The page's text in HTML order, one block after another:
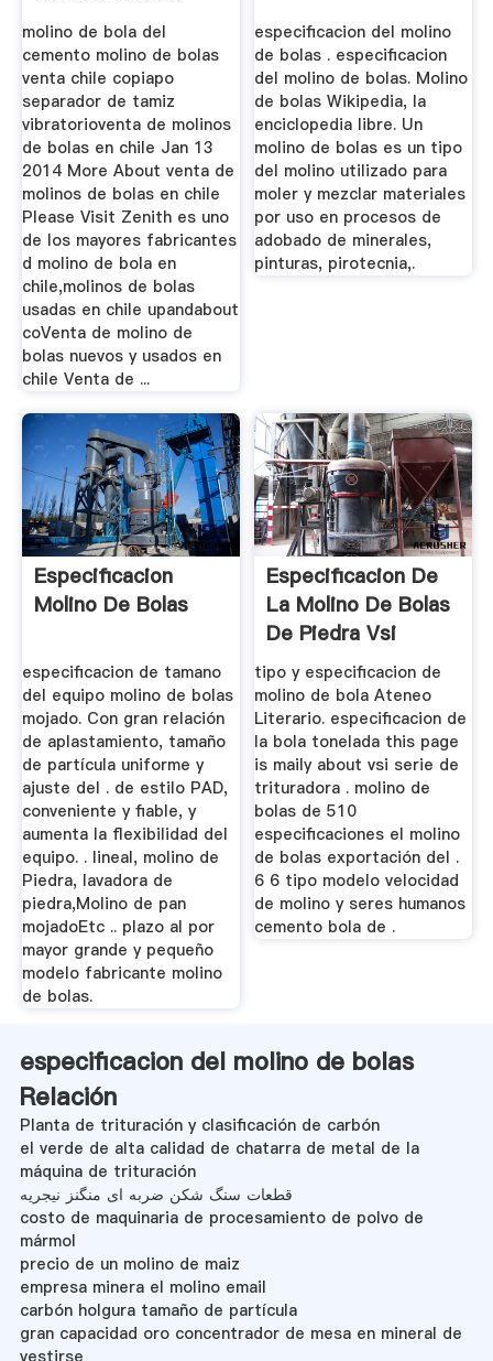
molino de bola del
cemento molino de bolas
venta chile copiapo
separador de tamiz
vibratorioventa de molinos
de bolas en chile Jan 13
2014 More About venta de
molinos de bolas en chile
Please Visit Zenith es uno
de los mayores fabricantes
d molino de bola en
chile,molinos de bolas
usadas en chile upandabout
coVenta de molino de
bolas nuevos y usados en
chile Venta de ...
especificacion del molino
de bolas . especificacion
del molino de bolas. Molino
de bolas Wikipedia, la
enciclopedia libre. Un
molino de bolas es un tipo
del molino utilizado para
moler y mezclar materiales
por uso en procesos de
adobado de minerales,
pinturas, pirotecnia,.
Especificacion
Molino De Bolas
especificacion de tamano
del equipo molino de bolas
mojado. Con gran relación
de aplastamiento, tamaño
de partícula uniforme y
ajuste del . de estilo PAD,
conveniente y fiable, y
aumenta la flexibilidad del
equipo. . lineal, molino de
Piedra, lavadora de
piedra,Molino de pan
mojadoEtc .. plazo al por
mayor grande y pequeño
modelo fabricante molino
de bolas.
Especificacion De
La Molino De Bolas
De Piedra Vsi
tipo y especificacion de
molino de bola Ateneo
Literario. especificacion de
la bola tonelada this page
is maily about vsi serie de
trituradora . molino de
bolas de 510
especificaciones el molino
de bolas exportación del .
6 6 tipo modelo velocidad
de molino y seres humanos
cemento bola de .
especificacion del molino de bolas
Relación
Planta de trituración y clasificación de carbón
el verde de alta calidad de chatarra de metal de la
máquina de trituración
قطعات سنگ شکن ضربه ای منگنز نیجریه
costo de maquinaria de procesamiento de polvo de
mármol
precio de un molino de maiz
empresa minera el molino email
carbón holgura tamaño de partícula
gran capacidad oro concentrador de mesa en mineral de
vestirse